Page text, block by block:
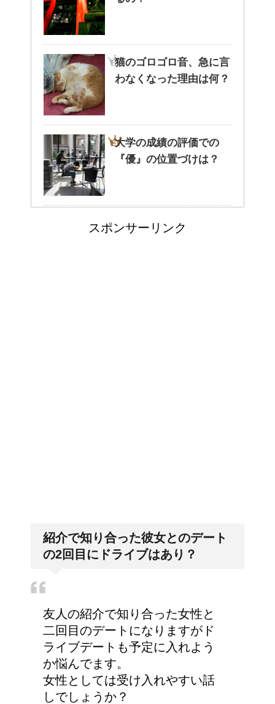
猫と死別。悲しくても最後の挨
拶をしましょう。
腹痛、しかも激痛・吐き気もあ
る。どんなことが考えられる？
癒しを与えてくれるメダカ。そ
の産卵時期はいつ？
猫のゴロゴロ音、急に言
わなくなった理由は何？
大学の成績の評価での
『優』の位置づけは？
耳と肩が関係するの？耳
スポンサーリンク
紹介で知り合った彼女とのデート
の2回目にドライブはあり？
友人の紹介で知り合った女性と
二回目のデートになりますがド
ライブデートも予定に入れよう
か悩んでます。
女性としては受け入れやすい話
しでしょうか？